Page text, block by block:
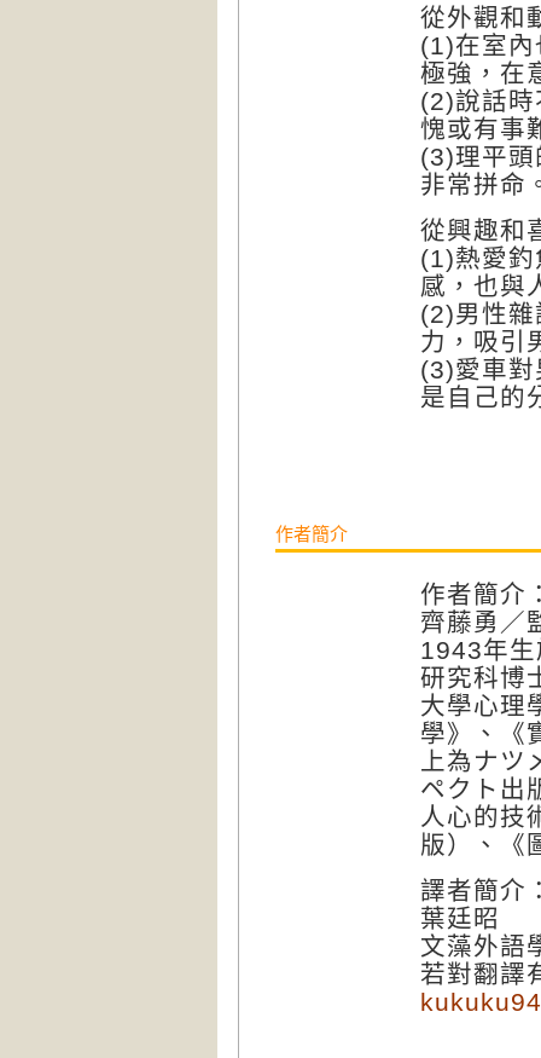
從外觀和
(1)在室內
極強，在
(2)說話時
愧或有事
(3)理平頭
非常拼命
從興趣和
(1)熱愛釣
感，也與
(2)男性雜
力，吸引
(3)愛車對
是自己的
作者簡介
作者簡介
齊藤勇／
1943年
研究科博
大學心理
學》、《
上為ナ
ペクト出
人心的技
版）、《
譯者簡介
葉廷昭
文藻外語
若對翻譯